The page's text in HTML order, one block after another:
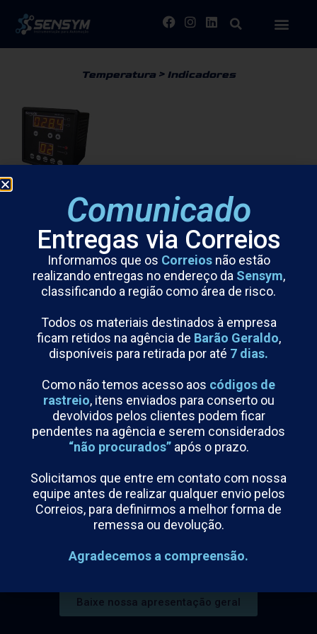
Temperatura > Indicadores
IND-MC
Indicador de Temperatura
Mult-Canal
Veja Mais >>
Contato
Rua Pedro Stancato, 350
Campo dos Amarais
CEP 13082-050
Campinas/SP
(19) 99125-6667
(19) 3238-7780
Fabricamos instrumentos de medição e controle de processos
industriais.
Potencialize a sua empresa com a gente!
Baixe nossa apresentação geral
Comunicado
Entregas via Correios
Informamos que os Correiosnão estão
realizando entregas no endereço da Sensym,
classificando a região como área de risco.
Todos os materiais destinados à empresa
ficam retidos na agência de Barão Geraldo,
disponíveis para retirada por até 7 dias.
Como não temos acesso aos códigos de
rastreio, itens enviados para conserto ou
devolvidos pelos clientes podem ficar
pendentes na agência e serem considerados
“não procurados”após o prazo.
Solicitamos que entre em contato com nossa
equipe antes de realizar qualquer envio pelos
Correios, para definirmos a melhor forma de
remessa ou devolução.
Agradecemos a compreensão.